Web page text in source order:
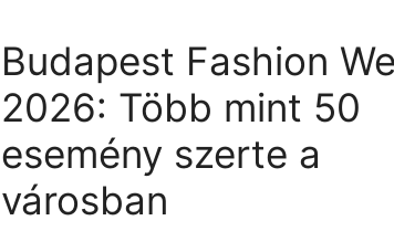
Budapest Fashion
2026: Több mint 50
esemény szerte a
városban